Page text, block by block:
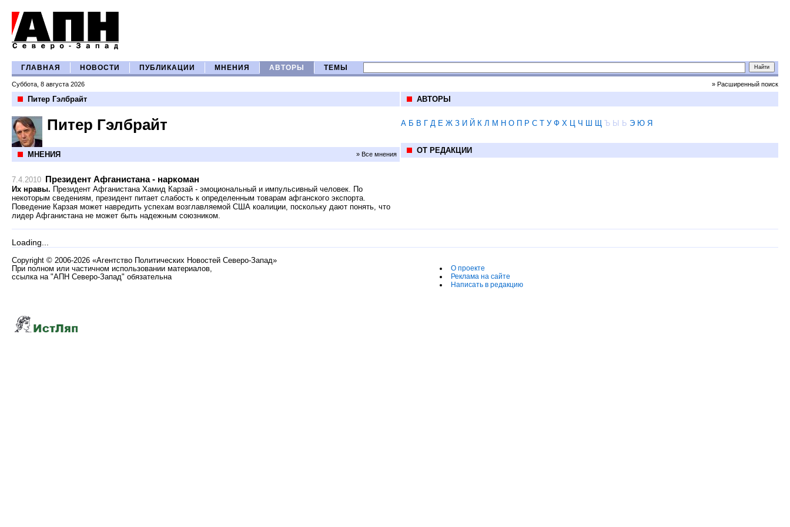
ГЛАВНАЯ НОВОСТИ ПУБЛИКАЦИИ МНЕНИЯ АВТОРЫ ТЕМЫ
Суббота, 8 августа 2026 » Расширенный поиск
Питер Гэлбрайт
Питер Гэлбрайт
МНЕНИЯ » Все мнения
7.4.2010 Президент Афганистана - наркоман
Их нравы. Президент Афганистана Хамид Карзай - эмоциональный и импульсивный человек. По
некоторым сведениям, президент питает слабость к определенным товарам афганского экспорта.
Поведение Карзая может навредить успехам возглавляемой США коалиции, поскольку дают понять, что
лидер Афганистана не может быть надежным союзником.
АВТОРЫ
А Б В Г Д Е Ж З И Й К Л М Н О П Р С Т У Ф Х Ц Ч Ш Щ Ъ Ы Ь Э Ю Я
ОТ РЕДАКЦИИ
Loading...
Copyright © 2006-2026 «Агентство Политических Новостей Северо-Запад»
При полном или частичном использовании материалов,
ссылка на "АПН Северо-Запад" обязательна
О проекте
Реклама на сайте
Написать в редакцию